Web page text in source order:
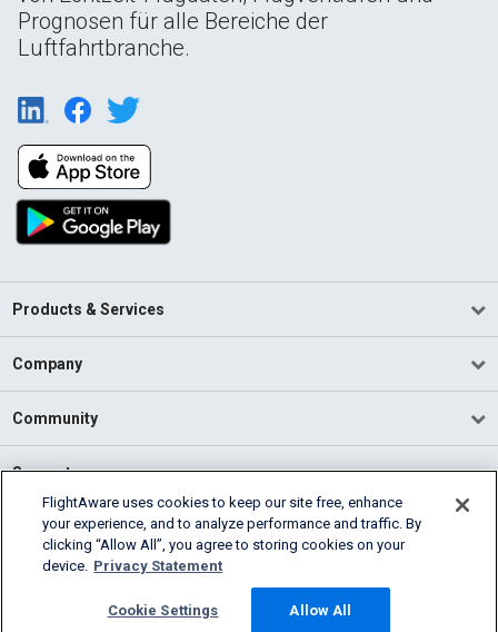
Prognosen für alle Bereiche der
Luftfahrtbranche.
Products & Services
Company
Community
Support
English (USA)
2026 FlightAware
Cookie Settings
FlightAware uses cookies to keep our site free, enhance
your experience, and to analyze performance and traffic. By
clicking “Allow All”, you agree to storing cookies on your
device. Privacy Statement
Cookie Settings Allow All